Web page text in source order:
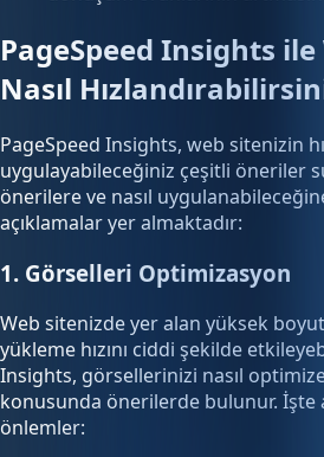
PageSpeed Insights
Nasıl
PageSpeed Insights, web sitenizin
uygulayabileceğiniz çeşitli öneriler
önerilere ve nasıl
açıklamalar yer almaktadır:
1. Görselleri Optimizasyon
Web sitenizde yer alan yüksek
yükleme hızını ciddi şekilde
Insights, görsellerinizi nasıl
konusunda önerilerde bulunur. İşte
önlemler: